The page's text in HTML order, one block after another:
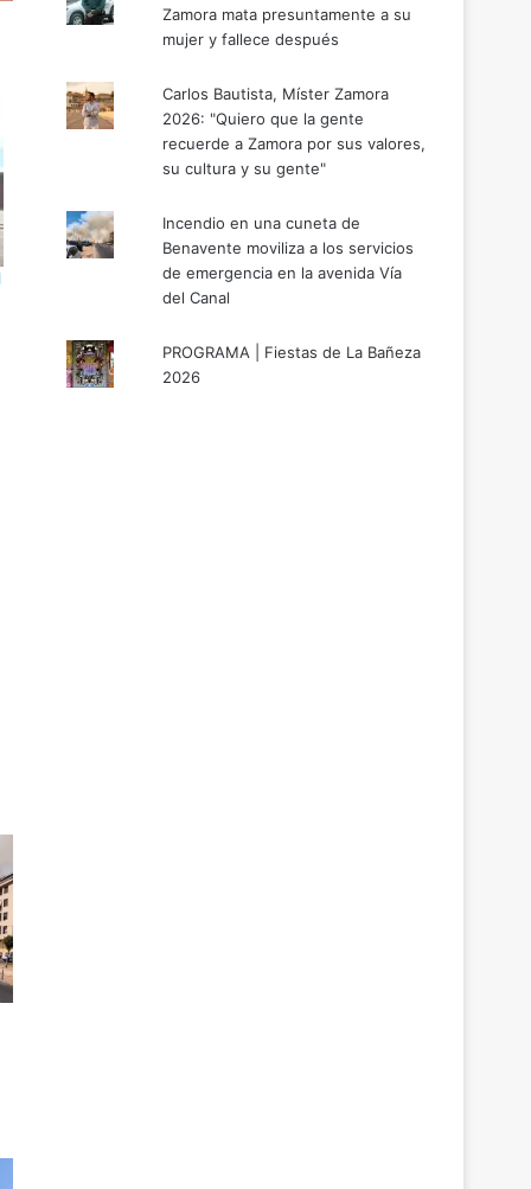
Zamora mata presuntamente a su
mujer y fallece después
Carlos Bautista, Míster Zamora
2026: "Quiero que la gente
recuerde a Zamora por sus valores,
su cultura y su gente"
Incendio en una cuneta de
Benavente moviliza a los servicios
de emergencia en la avenida Vía
del Canal
PROGRAMA | Fiestas de La Bañeza
2026